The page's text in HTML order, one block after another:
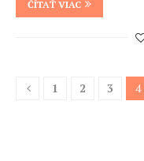
ČÍTAŤ VIAC
1 2 3 4